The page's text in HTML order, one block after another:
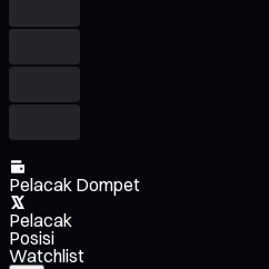
Pelacak Dompet
Pelacak
Posisi
Watchlist